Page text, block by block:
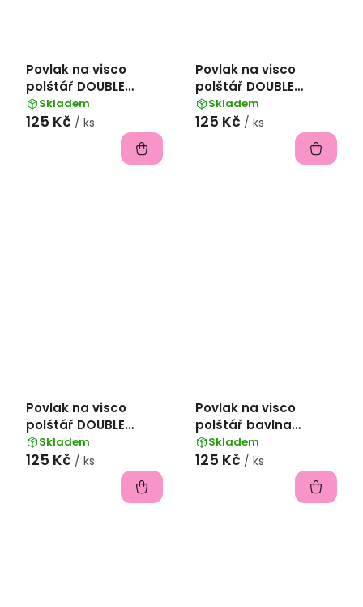
Povlak na visco
polštář DOUBLE
bavlna popelín
45x75 cm -
kobaltová/nebeská
Skladem
125 Kč / ks
Povlak na visco
polštář DOUBLE
bavlna popelín 45x75
cm -
fialová/levandulová
Skladem
125 Kč / ks
Povlak na visco
polštář DOUBLE
bavlna popelín
45x75 cm -
hořčicová/kávová
Skladem
125 Kč / ks
Povlak na visco
polštář bavlna
popelín 45x75 cm -
levandulová
Skladem
125 Kč / ks